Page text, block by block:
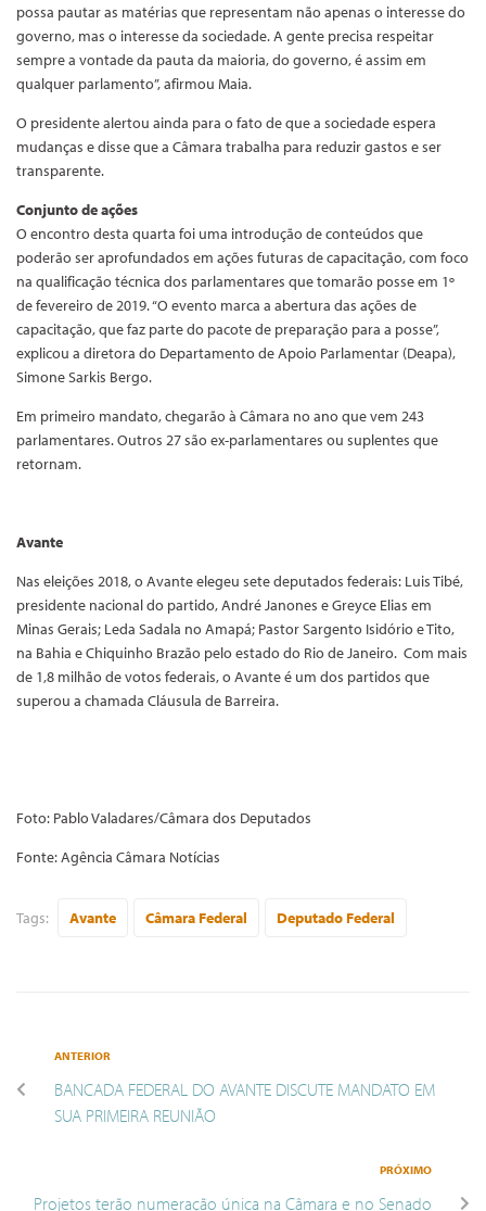
possa pautar as matérias que representam não apenas o interesse do
governo, mas o interesse da sociedade. A gente precisa respeitar
sempre a vontade da pauta da maioria, do governo, é assim em
qualquer parlamento”, afirmou Maia.
O presidente alertou ainda para o fato de que a sociedade espera
mudanças e disse que a Câmara trabalha para reduzir gastos e ser
transparente.
Conjunto de ações
O encontro desta quarta foi uma introdução de conteúdos que
poderão ser aprofundados em ações futuras de capacitação, com foco
na qualificação técnica dos parlamentares que tomarão posse em 1º
de fevereiro de 2019. “O evento marca a abertura das ações de
capacitação, que faz parte do pacote de preparação para a posse”,
explicou a diretora do Departamento de Apoio Parlamentar (Deapa),
Simone Sarkis Bergo.
Em primeiro mandato, chegarão à Câmara no ano que vem 243
parlamentares. Outros 27 são ex-parlamentares ou suplentes que
retornam.
Avante
Nas eleições 2018, o Avante elegeu sete deputados federais: Luis Tibé,
presidente nacional do partido, André Janones e Greyce Elias em
Minas Gerais; Leda Sadala no Amapá; Pastor Sargento Isidório e Tito,
na Bahia e Chiquinho Brazão pelo estado do Rio de Janeiro. Com mais
de 1,8 milhão de votos federais, o Avante é um dos partidos que
superou a chamada Cláusula de Barreira.
Foto: Pablo Valadares/Câmara dos Deputados
Fonte: Agência Câmara Notícias
Tags: Avante Câmara Federal Deputado Federal
ANTERIOR
BANCADA FEDERAL DO AVANTE DISCUTE MANDATO EM
SUA PRIMEIRA REUNIÃO
PRÓXIMO
Projetos terão numeração única na Câmara e no Senado